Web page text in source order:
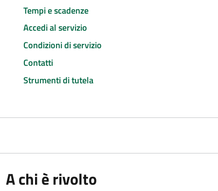
Tempi e scadenze
Accedi al servizio
Condizioni di servizio
Contatti
Strumenti di tutela
A chi è rivolto